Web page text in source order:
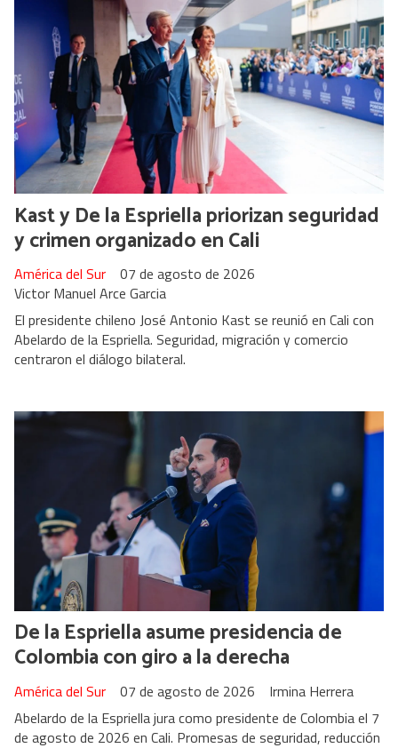
Kast y De la Espriella priorizan seguridad
y crimen organizado en Cali
Victor Manuel Arce Garcia
América del Sur 07 de agosto de 2026
El presidente chileno José Antonio Kast se reunió en Cali con
Abelardo de la Espriella. Seguridad, migración y comercio
centraron el diálogo bilateral.
De la Espriella asume presidencia de
Colombia con giro a la derecha
Irmina Herrera
América del Sur
07 de agosto de 2026
Abelardo de la Espriella jura como presidente de Colombia el 7
de agosto de 2026 en Cali. Promesas de seguridad, reducción